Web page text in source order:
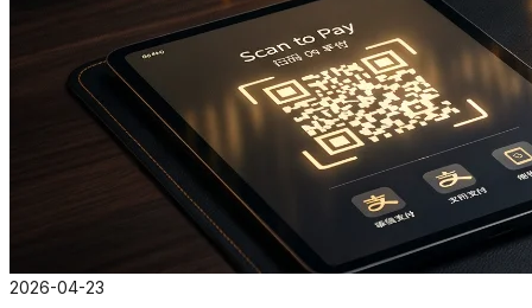
2026-04-23